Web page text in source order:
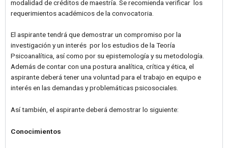
modalidad de créditos de maestría. Se recomienda verificar los
requerimientos académicos de la convocatoria.
El aspirante tendrá que demostrar un compromiso por la
investigación y un interés por los estudios de la Teoría
Psicoanalítica, así como por su epistemología y su metodología.
Además de contar con una postura analítica, crítica y ética, el
aspirante deberá tener una voluntad para el trabajo en equipo e
interés en las demandas y problemáticas psicosociales.
Así también, el aspirante deberá demostrar lo siguiente:
Conocimientos